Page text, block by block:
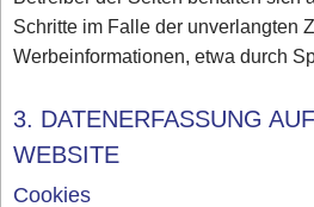
Schritte im Falle der unverlangten
Werbeinformationen, etwa durch
3. DATENERFASSUNG
WEBSITE
Cookies